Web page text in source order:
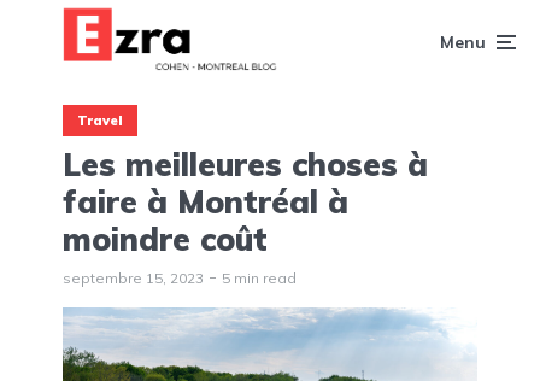
Menu
Travel
Les meilleures choses à
faire à Montréal à
moindre coût
septembre 15, 2023 5 min read